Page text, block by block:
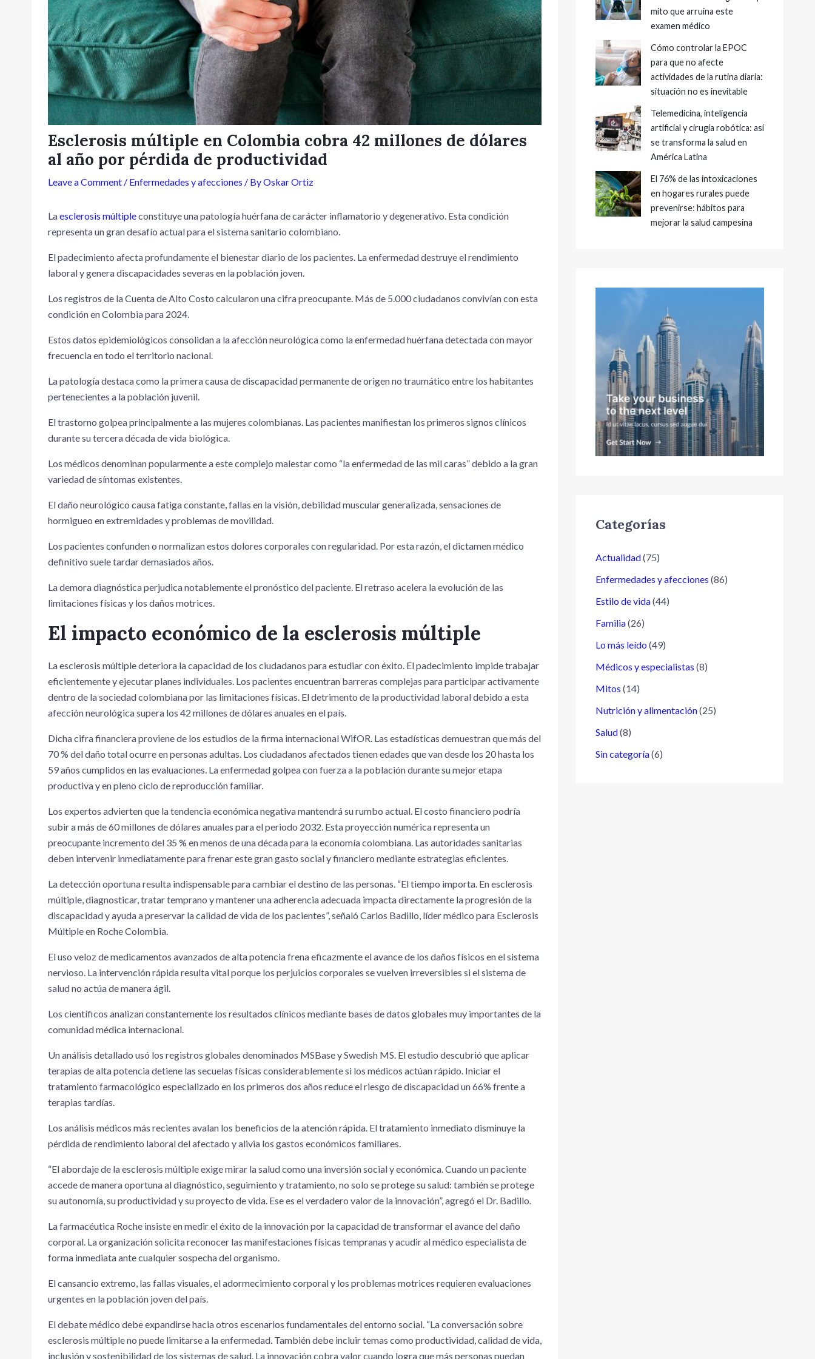
Esclerosis múltiple en Colombia cobra 42 millones de dólares
al año por pérdida de productividad
Leave a Comment / Enfermedades y afecciones / ByOskar Ortiz
Laesclerosis múltipleconstituye una patología huérfana de carácter inflamatorio y degenerativo. Esta condición
representa un gran desafío actual para el sistema sanitario colombiano.
El padecimiento afecta profundamente el bienestar diario de los pacientes. La enfermedad destruye el rendimiento
laboral y genera discapacidades severas en la población joven.
Los registros de la Cuenta de Alto Costo calcularon una cifra preocupante. Más de 5.000 ciudadanos convivían con esta
condición en Colombia para 2024.
Estos datos epidemiológicos consolidan a la afección neurológica como la enfermedad huérfana detectada con mayor
frecuencia en todo el territorio nacional.
La patología destaca como la primera causa de discapacidad permanente de origen no traumático entre los habitantes
pertenecientes a la población juvenil.
El trastorno golpea principalmente a las mujeres colombianas. Las pacientes manifiestan los primeros signos clínicos
durante su tercera década de vida biológica.
Los médicos denominan popularmente a este complejo malestar como “la enfermedad de las mil caras” debido a la gran
variedad de síntomas existentes.
El daño neurológico causa fatiga constante, fallas en la visión, debilidad muscular generalizada, sensaciones de
hormigueo en extremidades y problemas de movilidad.
Los pacientes confunden o normalizan estos dolores corporales con regularidad. Por esta razón, el dictamen médico
definitivo suele tardar demasiados años.
La demora diagnóstica perjudica notablemente el pronóstico del paciente. El retraso acelera la evolución de las
limitaciones físicas y los daños motrices.
El impacto económico de la esclerosis múltiple
La esclerosis múltiple deteriora la capacidad de los ciudadanos para estudiar con éxito. El padecimiento impide trabajar
eficientemente y ejecutar planes individuales. Los pacientes encuentran barreras complejas para participar activamente
dentro de la sociedad colombiana por las limitaciones físicas. El detrimento de la productividad laboral debido a esta
afección neurológica supera los 42 millones de dólares anuales en el país.
Dicha cifra financiera proviene de los estudios de la firma internacional WifOR. Las estadísticas demuestran que más del
70 % del daño total ocurre en personas adultas. Los ciudadanos afectados tienen edades que van desde los 20 hasta los
59 años cumplidos en las evaluaciones. La enfermedad golpea con fuerza a la población durante su mejor etapa
productiva y en pleno ciclo de reproducción familiar.
Los expertos advierten que la tendencia económica negativa mantendrá su rumbo actual. El costo financiero podría
subir a más de 60 millones de dólares anuales para el periodo 2032. Esta proyección numérica representa un
preocupante incremento del 35 % en menos de una década para la economía colombiana. Las autoridades sanitarias
deben intervenir inmediatamente para frenar este gran gasto social y financiero mediante estrategias eficientes.
La detección oportuna resulta indispensable para cambiar el destino de las personas. “El tiempo importa. En esclerosis
múltiple, diagnosticar, tratar temprano y mantener una adherencia adecuada impacta directamente la progresión de la
discapacidad y ayuda a preservar la calidad de vida de los pacientes”, señaló Carlos Badillo, líder médico para Esclerosis
Múltiple en Roche Colombia.
El uso veloz de medicamentos avanzados de alta potencia frena eficazmente el avance de los daños físicos en el sistema
nervioso. La intervención rápida resulta vital porque los perjuicios corporales se vuelven irreversibles si el sistema de
salud no actúa de manera ágil.
Los científicos analizan constantemente los resultados clínicos mediante bases de datos globales muy importantes de la
comunidad médica internacional.
Un análisis detallado usó los registros globales denominados MSBase y Swedish MS. El estudio descubrió que aplicar
terapias de alta potencia detiene las secuelas físicas considerablemente si los médicos actúan rápido. Iniciar el
tratamiento farmacológico especializado en los primeros dos años reduce el riesgo de discapacidad un 66% frente a
terapias tardías.
Los análisis médicos más recientes avalan los beneficios de la atención rápida. El tratamiento inmediato disminuye la
pérdida de rendimiento laboral del afectado y alivia los gastos económicos familiares.
“El abordaje de la esclerosis múltiple exige mirar la salud como una inversión social y económica. Cuando un paciente
accede de manera oportuna al diagnóstico, seguimiento y tratamiento, no solo se protege su salud: también se protege
su autonomía, su productividad y su proyecto de vida. Ese es el verdadero valor de la innovación”, agregó el Dr. Badillo.
La farmacéutica Roche insiste en medir el éxito de la innovación por la capacidad de transformar el avance del daño
corporal. La organización solicita reconocer las manifestaciones físicas tempranas y acudir al médico especialista de
forma inmediata ante cualquier sospecha del organismo.
El cansancio extremo, las fallas visuales, el adormecimiento corporal y los problemas motrices requieren evaluaciones
urgentes en la población joven del país.
El debate médico debe expandirse hacia otros escenarios fundamentales del entorno social. “La conversación sobre
esclerosis múltiple no puede limitarse a la enfermedad. También debe incluir temas como productividad, calidad de vida,
inclusión y sostenibilidad de los sistemas de salud. La innovación cobra valor cuando logra que más personas puedan
mito que arruina este
examen médico
Cómo controlar la EPOC
para que no afecte
actividades de la rutina diaria:
situación no es inevitable
Telemedicina, inteligencia
artificial y cirugía robótica: así
se transforma la salud en
América Latina
El 76% de las intoxicaciones
en hogares rurales puede
prevenirse: hábitos para
mejorar la salud campesina
Categorías
Actualidad(75)
Enfermedades y afecciones (86)
Estilo de vida(44)
Familia(26)
Lo más leído (49)
Médicos y especialistas (8)
Mitos (14)
Nutrición y alimentación(25)
Salud(8)
Sin categoría(6)